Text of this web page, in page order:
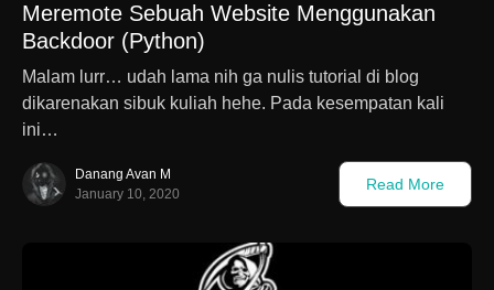
Meremote Sebuah Website Menggunakan
Backdoor (Python)
Malam lurr… udah lama nih ga nulis tutorial di blog
dikarenakan sibuk kuliah hehe. Pada kesempatan kali
ini…
Danang Avan M
January 10, 2020
Read More